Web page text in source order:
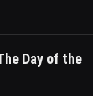
Day of the